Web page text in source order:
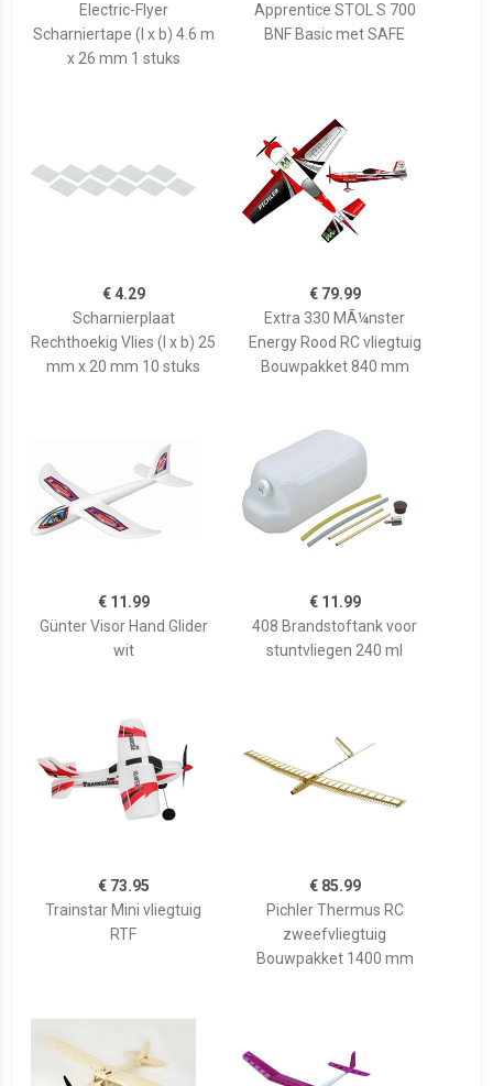
Electric-Flyer
Scharniertape (l x b) 4.6 m
x 26 mm 1 stuks
Apprentice STOL S 700
BNF Basic met SAFE
€ 4.29
Scharnierplaat
Rechthoekig Vlies (l x b) 25
mm x 20 mm 10 stuks
€ 79.99
Extra 330 MÃ¼nster
Energy Rood RC vliegtuig
Bouwpakket 840 mm
€ 11.99
Günter Visor Hand Glider
wit
€ 11.99
408 Brandstoftank voor
stuntvliegen 240 ml
€ 73.95
Trainstar Mini vliegtuig
RTF
€ 85.99
Pichler Thermus RC
zweefvliegtuig
Bouwpakket 1400 mm